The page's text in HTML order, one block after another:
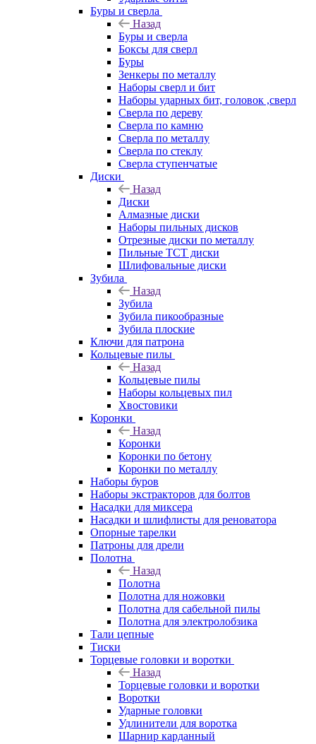
Буры и сверла
Назад
Буры и сверла
Боксы для сверл
Буры
Зенкеры по металлу
Наборы сверл и бит
Наборы ударных бит, головок ,сверл
Сверла по дереву
Сверла по камню
Сверла по металлу
Сверла по стеклу
Сверла ступенчатые
Диски
Назад
Диски
Алмазные диски
Наборы пильных дисков
Отрезные диски по металлу
Пильные TCT диски
Шлифовальные диски
Зубила
Назад
Зубила
Зубила пикообразные
Зубила плоские
Ключи для патрона
Кольцевые пилы
Назад
Кольцевые пилы
Наборы кольцевых пил
Хвостовики
Коронки
Назад
Коронки
Коронки по бетону
Коронки по металлу
Наборы буров
Наборы экстракторов для болтов
Насадки для миксера
Насадки и шлифлисты для реноватора
Опорные тарелки
Патроны для дрели
Полотна
Назад
Полотна
Полотна для ножовки
Полотна для сабельной пилы
Полотна для электролобзика
Тали цепные
Тиски
Торцевые головки и воротки
Назад
Торцевые головки и воротки
Воротки
Ударные головки
Удлинители для воротка
Шарнир карданный